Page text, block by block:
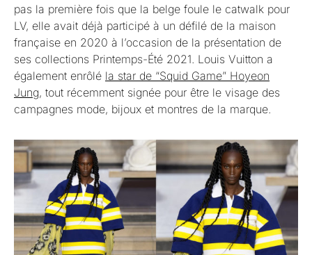
pas la première fois que la belge foule le catwalk pour
LV, elle avait déjà participé à un défilé de la maison
française en 2020 à l’occasion de la présentation de
ses collections Printemps-Été 2021. Louis Vuitton a
également enrôlé la star de “Squid Game” Hoyeon
Jung, tout récemment signée pour être le visage des
campagnes mode, bijoux et montres de la marque.